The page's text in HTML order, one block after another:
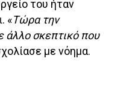
του ήταν
«Τώρα την
άλλο σκεπτικό που
με νόημα.